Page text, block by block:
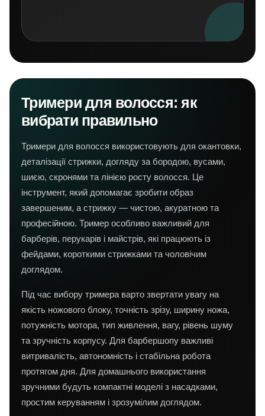
Тримери для волосся: як
вибрати правильно
Тримери для волосся використовують для окантовки,
деталізації стрижки, догляду за бородою, вусами,
шиєю, скронями та лінією росту волосся. Це
інструмент, який допомагає зробити образ
завершеним, а стрижку — чистою, акуратною та
професійною. Тример особливо важливий для
барберів, перукарів і майстрів, які працюють із
фейдами, короткими стрижками та чоловічим
доглядом.
Під час вибору тримера варто звертати увагу на
якість ножового блоку, точність зрізу, ширину ножа,
потужність мотора, тип живлення, вагу, рівень шуму
та зручність корпусу. Для барбершопу важливі
витривалість, автономність і стабільна робота
протягом дня. Для домашнього використання
зручними будуть компактні моделі з насадками,
простим керуванням і зрозумілим доглядом.